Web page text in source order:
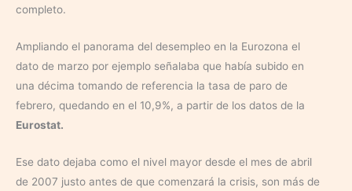
completo.
Ampliando el panorama del desempleo en la Eurozona el
dato de marzo por ejemplo señalaba que había subido en
una décima tomando de referencia la tasa de paro de
febrero, quedando en el 10,9%, a partir de los datos de la
Eurostat.
Ese dato dejaba como el nivel mayor desde el mes de abril
de 2007 justo antes de que comenzará la crisis, son más de